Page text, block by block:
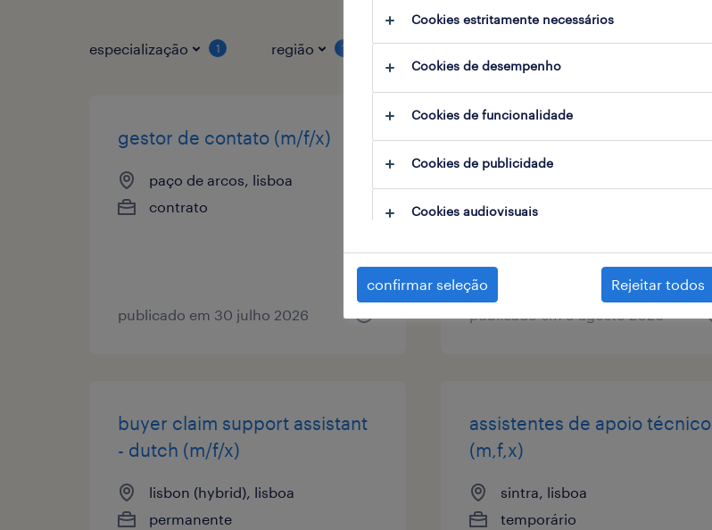
especialização 1 região 1 tipo de contrato
gestor de contato (m/f/x)
paço de arcos, lisboa
contrato
publicado em 30 julho 2026
inside sales specialist -
german speaker (f/m/x)
lisbon (hybrid), lisboa
publicado em 5 agosto 2026
buyer claim support assistant
- dutch (m/f/x)
lisbon (hybrid), lisboa
permanente
assistentes de apoio técnico
(m,f,x)
sintra, lisboa
temporário
Cookies estritamente necessários
Cookies de desempenho
Cookies de funcionalidade
Cookies de publicidade
Cookies audiovisuais
confirmar seleção Rejeitar todos